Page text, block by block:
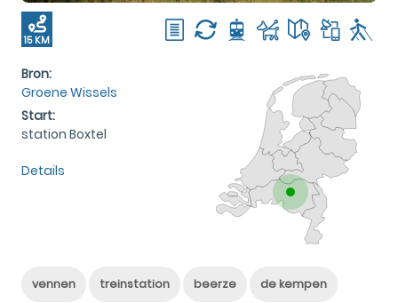
15 KM
Bron:
Groene Wissels
Start:
station Boxtel
Details
vennen treinstation beerze de kempen